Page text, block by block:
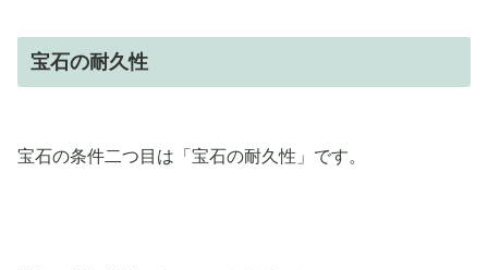
宝石の耐久性
宝石の条件二つ目は「宝石の耐久性」です。